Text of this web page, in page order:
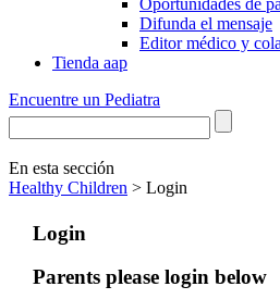
Oportunidades de
Difunda el mensaje
Editor médico y
Tienda aap
Encuentre un Pediatra
En esta sección
Healthy Children > Login
Login
Parents please login below